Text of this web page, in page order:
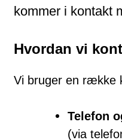
kommer i kontakt
Hvordan vi
Vi bruger en række
Telefon
(via